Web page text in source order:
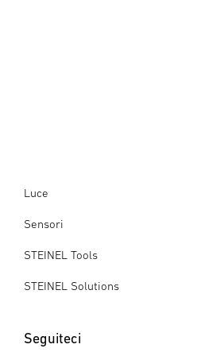
Luce
Sensori
STEINEL Tools
STEINEL Solutions
Seguiteci